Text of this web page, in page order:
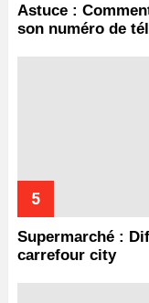
Astuce :
son numéro de
Supermarché :
carrefour city